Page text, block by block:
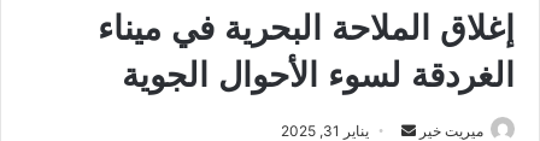
إغلاق الملاحة البحرية في ميناء
الغردقة لسوء الأحوال الجوية
ميريت خير يناير 31, 2025